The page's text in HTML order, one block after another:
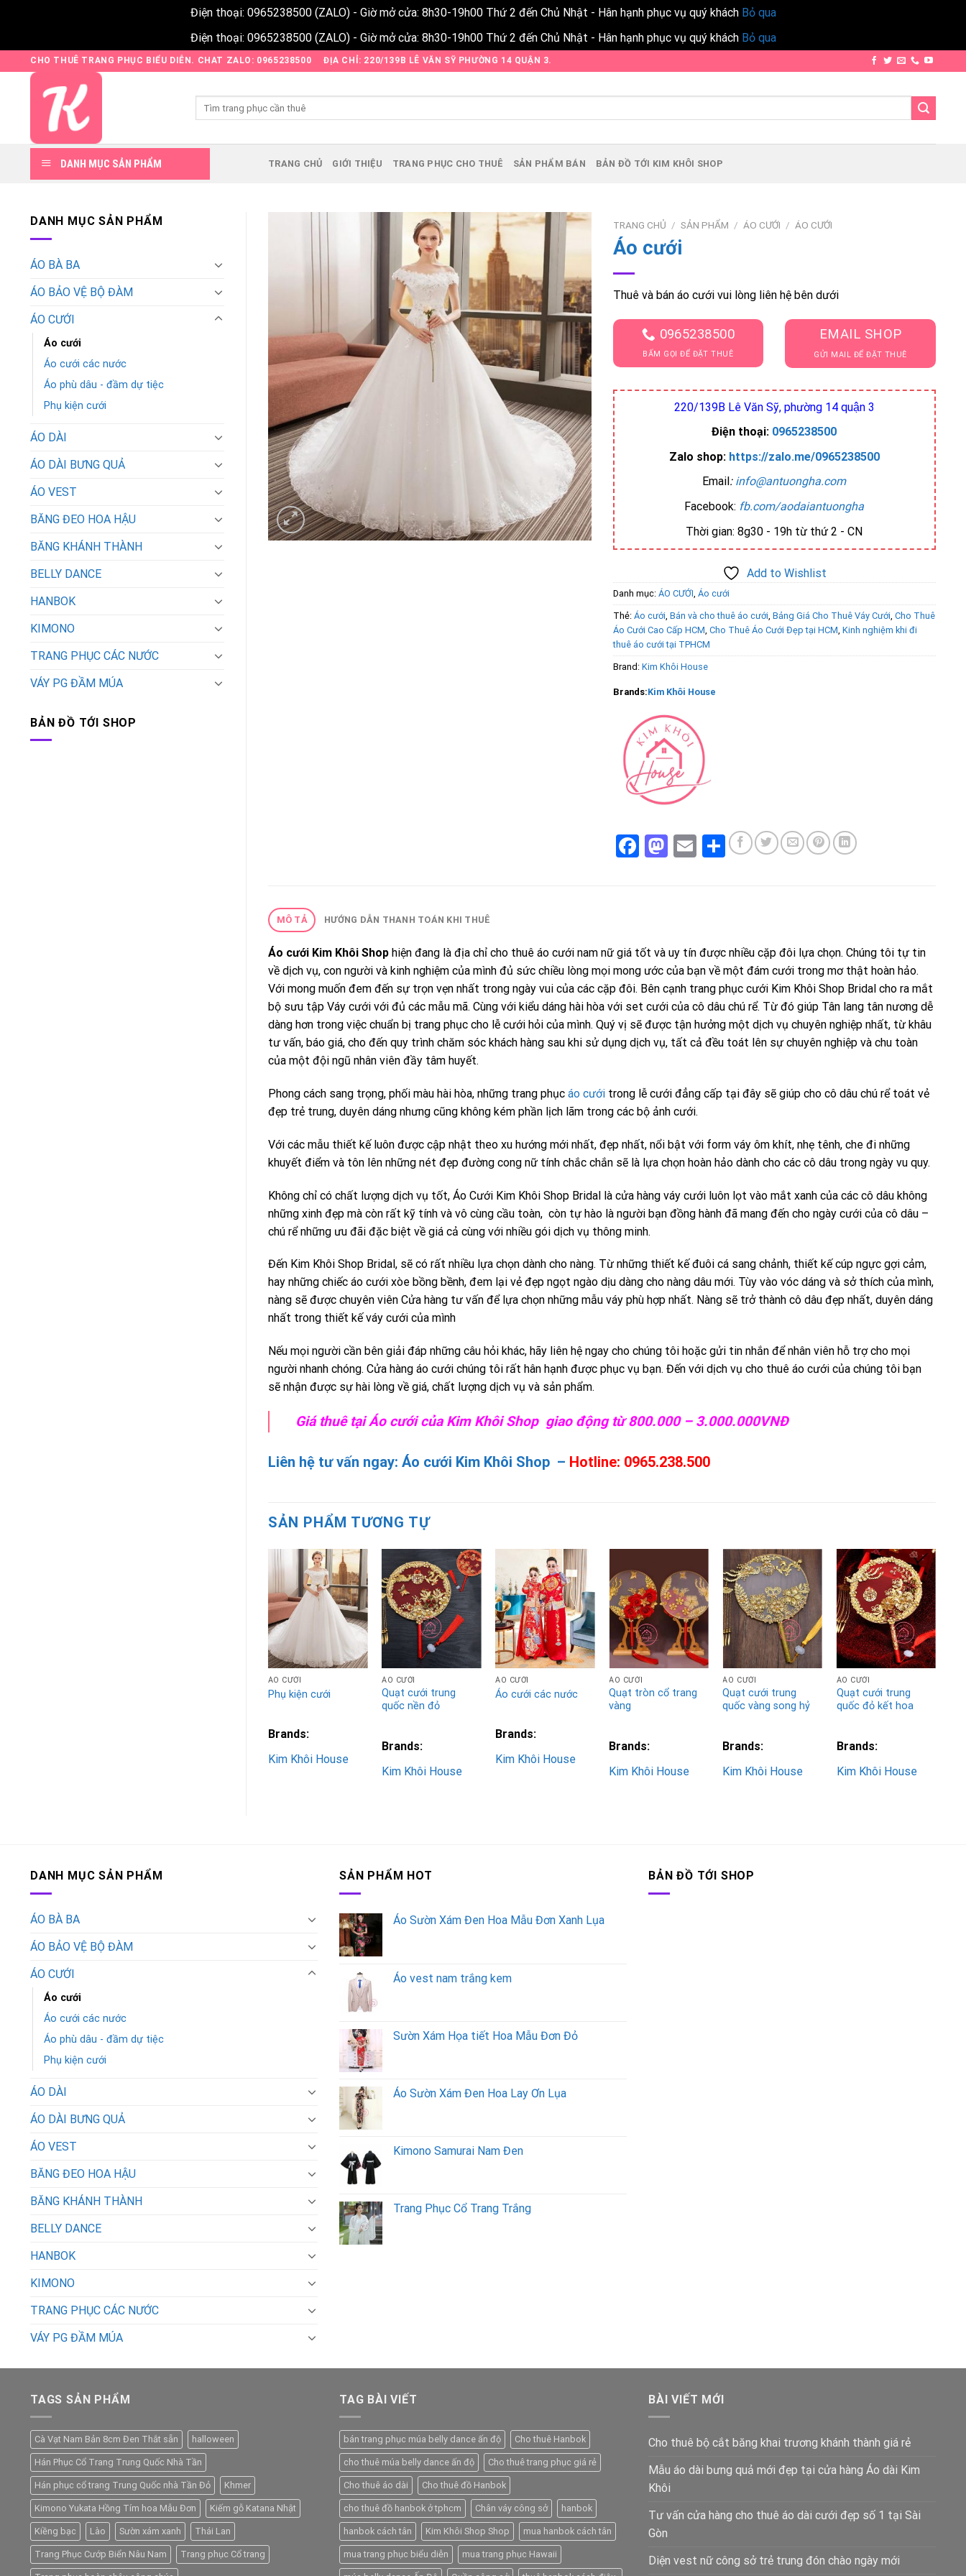
Điện thoại: 0965238500 (ZALO) - Giờ mở cửa: 8h30-19h00 Thứ 2 đến Chủ Nhật - Hân hạnh phục vụ quý khách Bỏ qua
Điện thoại: 0965238500 (ZALO) - Giờ mở cửa: 8h30-19h00 Thứ 2 đến Chủ Nhật - Hân hạnh phục vụ quý khách Bỏ qua
to
CHO THUÊ TRANG PHỤC BIỂU DIỄN. CHAT ZALO: 0965238500 ĐỊA CHỈ: 220/139B LÊ VĂN SỸ PHƯỜNG 14 QUẬN 3.
DANH MỤC SẢN PHẨM TRANG CHỦ GIỚI THIỆU TRANG PHỤC CHO THUÊ SẢN PHẨM BÁN BẢN ĐỒ TỚI KIM KHÔI SHOP
DANH MỤC SẢN PHẨM
ÁO BÀ BA
ÁO BẢO VỆ BỘ ĐÀM
ÁO CƯỚI
Áo cưới
Áo cưới các nước
Áo phù dâu - đầm dự tiệc
Phụ kiện cưới
ÁO DÀI
ÁO DÀI BƯNG QUẢ
ÁO VEST
BĂNG ĐEO HOA HẬU
BĂNG KHÁNH THÀNH
BELLY DANCE
HANBOK
KIMONO
TRANG PHỤC CÁC NƯỚC
VÁY PG ĐẦM MÚA
BẢN ĐỒ TỚI SHOP
Add to
Wishlist
TRANG CHỦ / SẢN PHẨM / ÁO CƯỚI / ÁO CƯỚI
Áo cưới
Thuê và bán áo cưới vui lòng liên hệ bên dưới
0965238500
BẤM GỌI ĐỂ ĐẶT THUÊ
EMAIL SHOP
GỬI MAIL ĐỂ ĐẶT THUÊ
220/139B Lê Văn Sỹ, phường 14 quận 3
Điện thoại: 0965238500
Zalo shop: https://zalo.me/0965238500
Email : info@antuongha.com
Facebook: fb.com/aodaiantuongha
Thời gian: 8g30 - 19h từ thứ 2 - CN
Add to Wishlist
Danh mục: ÁO CƯỚI, Áo cưới
Thẻ: Áo cưới, Bán và cho thuê áo cưới, Bảng Giá Cho Thuê Váy Cưới, Cho Thuê
Áo Cưới Cao Cấp HCM, Cho Thuê Áo Cưới Đẹp tại HCM, Kinh nghiệm khi đi
thuê áo cưới tại TPHCM
Brand: Kim Khôi House
Brands:Kim Khôi House
Facebook
Mastodon
EmailShare
MÔ TẢ HƯỚNG DẪN THANH TOÁN KHI THUÊ
Áo cưới Kim Khôi Shop hiện đang là địa chỉ cho thuê áo cưới nam nữ giá tốt và uy tín được nhiều cặp đôi lựa chọn. Chúng tôi tự tin
về dịch vụ, con người và kinh nghiệm của mình đủ sức chiều lòng mọi mong ước của bạn về một đám cưới trong mơ thật hoàn hảo.
Với mong muốn đem đến sự trọn vẹn nhất trong ngày vui của các cặp đôi. Bên cạnh trang phục cưới Kim Khôi Shop Bridal cho ra mắt
bộ sưu tập Váy cưới với đủ các mẫu mã. Cùng với kiểu dáng hài hòa với set cưới của cô dâu chú rể. Từ đó giúp Tân lang tân nương dễ
dàng hơn trong việc chuẩn bị trang phục cho lễ cưới hỏi của mình. Quý vị sẽ được tận hưởng một dịch vụ chuyên nghiệp nhất, từ khâu
tư vấn, báo giá, cho đến quy trình chăm sóc khách hàng sau khi sử dụng dịch vụ, tất cả đều toát lên sự chuyên nghiệp và chu toàn
của một đội ngũ nhân viên đầy tâm huyết.
Phong cách sang trọng, phối màu hài hòa, những trang phục áo cưới trong lễ cưới đẳng cấp tại đây sẽ giúp cho cô dâu chú rể toát vẻ
đẹp trẻ trung, duyên dáng nhưng cũng không kém phần lịch lãm trong các bộ ảnh cưới.
Với các mẫu thiết kế luôn được cập nhật theo xu hướng mới nhất, đẹp nhất, nổi bật với form váy ôm khít, nhẹ tênh, che đi những
khuyết điểm và tôn lên những nét đẹp đường cong nữ tính chắc chắn sẽ là lựa chọn hoàn hảo dành cho các cô dâu trong ngày vu quy.
Không chỉ có chất lượng dịch vụ tốt, Áo Cưới Kim Khôi Shop Bridal là cửa hàng váy cưới luôn lọt vào mắt xanh của các cô dâu không
những xinh đẹp mà còn rất kỹ tính và vô cùng cầu toàn, còn tự hào là người bạn đồng hành đã mang đến cho ngày cưới của cô dâu –
chú rể những ưu đãi đặc biệt về giá cả cùng với nhiều gói dịch vụ thông minh.
Đến Kim Khôi Shop Bridal, sẽ có rất nhiều lựa chọn dành cho nàng. Từ những thiết kế đuôi cá sang chảnh, thiết kế cúp ngực gợi cảm,
hay những chiếc áo cưới xòe bồng bềnh, đem lại vẻ đẹp ngọt ngào dịu dàng cho nàng dâu mới. Tùy vào vóc dáng và sở thích của mình,
nàng sẽ được chuyên viên Cửa hàng tư vấn để lựa chọn những mẫu váy phù hợp nhất. Nàng sẽ trở thành cô dâu đẹp nhất, duyên dáng
nhất trong thiết kế váy cưới của mình
Nếu mọi người cần bên giải đáp những câu hỏi khác, hãy liên hệ ngay cho chúng tôi hoặc gửi tin nhắn để nhân viên hỗ trợ cho mọi
người nhanh chóng. Cửa hàng áo cưới chúng tôi rất hân hạnh được phục vụ bạn. Đến với dịch vụ cho thuê áo cưới của chúng tôi bạn
sẽ nhận được sự hài lòng về giá, chất lượng dịch vụ và sản phẩm.
Giá thuê tại Áo cưới của Kim Khôi Shop giao động từ 800.000 – 3.000.000VNĐ
Liên hệ tư vấn ngay: Áo cưới Kim Khôi Shop – Hotline: 0965.238.500
SẢN PHẨM TƯƠNG TỰ
Add to
Wishlist
ÁO CƯỚI
Phụ kiện cưới
Brands:
Kim Khôi House
Add to
Wishlist
ÁO CƯỚI
Quạt cưới trung
quốc nền đỏ
Brands:
Kim Khôi House
Add to
Wishlist
ÁO CƯỚI
Áo cưới các nước
Brands:
Kim Khôi House
Add to
Wishlist
ÁO CƯỚI
Quạt tròn cổ trang
vàng
Brands:
Kim Khôi House
Add to
Wishlist
ÁO CƯỚI
Quạt cưới trung
quốc vàng song hỷ
Brands:
Kim Khôi House
Add to
Wishlist
ÁO CƯỚI
Quạt cưới trung
quốc đỏ kết hoa
Brands:
Kim Khôi House
DANH MỤC SẢN PHẨM
ÁO BÀ BA
ÁO BẢO VỆ BỘ ĐÀM
ÁO CƯỚI
Áo cưới
Áo cưới các nước
Áo phù dâu - đầm dự tiệc
Phụ kiện cưới
ÁO DÀI
ÁO DÀI BƯNG QUẢ
ÁO VEST
BĂNG ĐEO HOA HẬU
BĂNG KHÁNH THÀNH
BELLY DANCE
HANBOK
KIMONO
TRANG PHỤC CÁC NƯỚC
VÁY PG ĐẦM MÚA
SẢN PHẨM HOT
Áo Sườn Xám Đen Hoa Mẫu Đơn Xanh Lụa
Áo vest nam trắng kem
Sườn Xám Họa tiết Hoa Mẫu Đơn Đỏ
Áo Sườn Xám Đen Hoa Lay Ơn Lụa
Kimono Samurai Nam Đen
Trang Phục Cổ Trang Trắng
BẢN ĐỒ TỚI SHOP
TAGS SẢN PHẨM
Cà Vạt Nam Bản 8cm Đen Thắt sẵn halloween
Hán Phục Cổ Trang Trung Quốc Nhà Tần
Hán phục cổ trang Trung Quốc nhà Tần Đỏ Khmer
Kimono Yukata Hồng Tím hoa Mẫu Đơn Kiếm gỗ Katana Nhật
Kiềng bạc Lào Sườn xám xanh Thái Lan
Trang Phục Cướp Biển Nâu Nam Trang phục Cổ trang
TAG BÀI VIẾT
bán trang phục múa belly dance ấn độ Cho thuê Hanbok
cho thuê múa belly dance ấn độ Cho thuê trang phục giá rẻ
Cho thuê áo dài Cho thuê đồ Hanbok
cho thuê đồ hanbok ở tphcm Chân váy công sở hanbok
hanbok cách tân Kim Khôi Shop Shop mua hanbok cách tân
mua trang phục biểu diễn mua trang phục Hawaii
BÀI VIẾT MỚI
Cho thuê bộ cắt băng khai trương khánh thành giá rẻ
Mẫu áo dài bưng quả mới đẹp tại cửa hàng Áo dài Kim
Khôi
Tư vấn cửa hàng cho thuê áo dài cưới đẹp số 1 tại Sài
Gòn
Diện vest nữ công sở trẻ trung đón chào ngày mới